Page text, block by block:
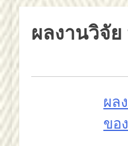
ผลงานวิจั
ผล
ขอ